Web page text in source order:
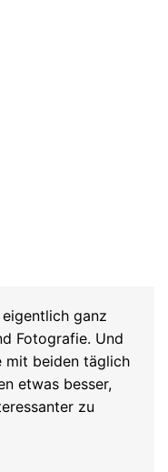
ganz
Fotografie. Und
mit beiden täglich
etwas besser,
zu